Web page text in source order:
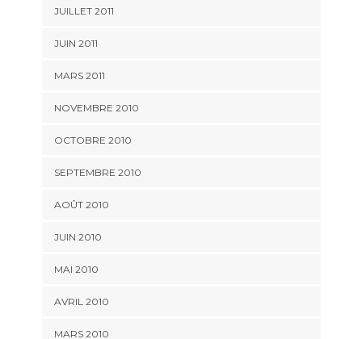
JUILLET 2011
JUIN 2011
MARS 2011
NOVEMBRE 2010
OCTOBRE 2010
SEPTEMBRE 2010
AOÛT 2010
JUIN 2010
MAI 2010
AVRIL 2010
MARS 2010